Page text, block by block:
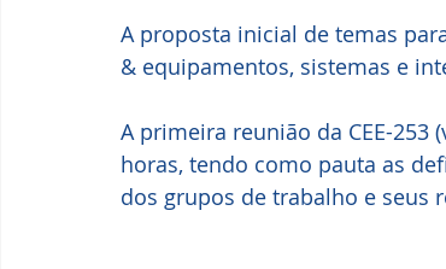
A proposta inicial de temas
& equipamentos, sistemas e
A primeira reunião da CEE-253
horas, tendo como pauta as
dos grupos de trabalho e seus